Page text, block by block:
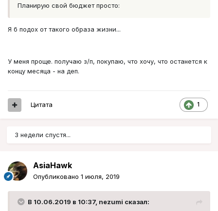
Планирую свой бюджет просто:
Я б подох от такого образа жизни...
У меня проще. получаю з/п, покупаю, что хочу, что останется к
концу месяца - на деп.
1
Цитата
3 недели спустя...
AsiaHawk
Опубликовано 1 июля, 2019
В 10.06.2019 в 10:37, nezumi сказал: